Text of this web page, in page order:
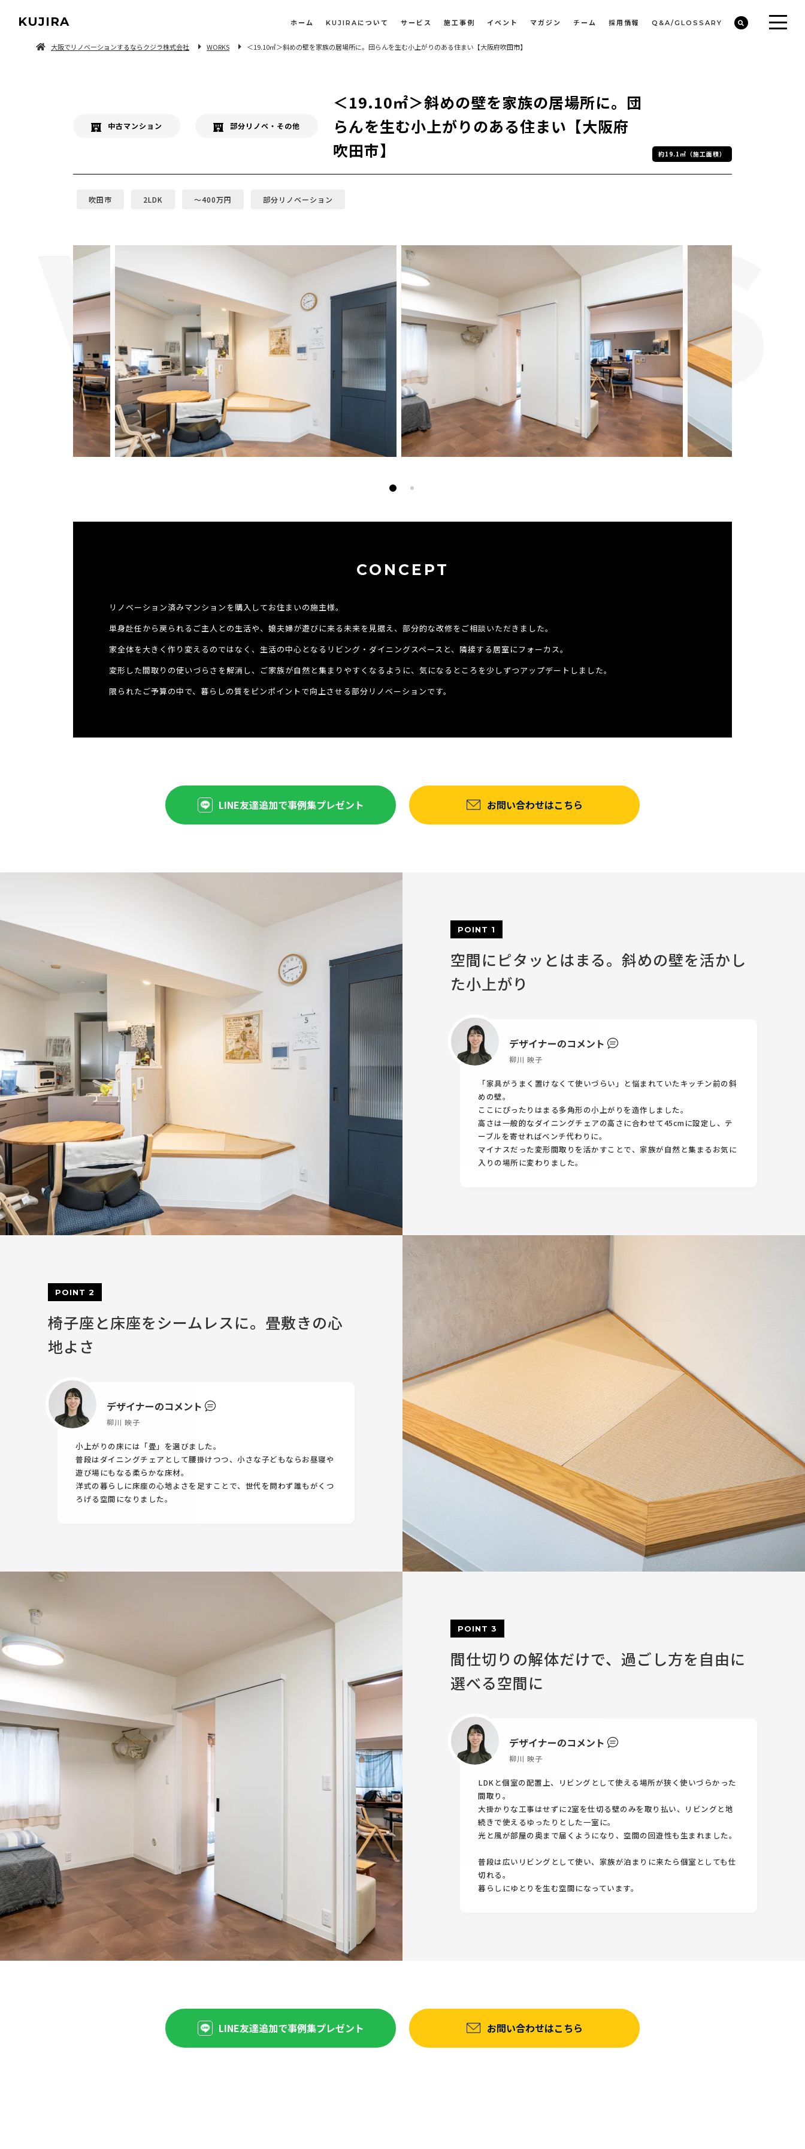
KUJIRA ホーム KUJIRAについて サービス 施工事例 イベント マガジン チーム 採用情報 Q&A/GLOSSARY
大阪でリノベーションするならクジラ株式会社 WORKS ＜19.10㎡＞斜めの壁を家族の居場所に。団らんを生む小上がりのある住まい【大阪府吹田市】
中古マンション 部分リノベ・その他
＜19.10㎡＞斜めの壁を家族の居場所に。団
らんを生む小上がりのある住まい【大阪府
吹田市】
約19.1㎡（施工面積）
吹田市 2LDK 〜400万円 部分リノベーション
CONCEPT
リノベーション済みマンションを購入してお住まいの施主様。
単身赴任から戻られるご主人との生活や、娘夫婦が遊びに来る未来を見据え、部分的な改修をご相談いただきました。
家全体を大きく作り変えるのではなく、生活の中心となるリビング・ダイニングスペースと、隣接する居室にフォーカス。
変形した間取りの使いづらさを解消し、ご家族が自然と集まりやすくなるように、気になるところを少しずつアップデートしました。
限られたご予算の中で、暮らしの質をピンポイントで向上させる部分リノベーションです。
LINE友達追加で事例集プレゼント お問い合わせはこちら
POINT 1
空間にピタッとはまる。斜めの壁を活かし
た小上がり
デザイナーのコメント
柳川 映子
「家具がうまく置けなくて使いづらい」と悩まれていたキッチン前の斜
めの壁。
ここにぴったりはまる多角形の小上がりを造作しました。
高さは一般的なダイニングチェアの高さに合わせて45cmに設定し、テ
ーブルを寄せればベンチ代わりに。
マイナスだった変形間取りを活かすことで、家族が自然と集まるお気に
入りの場所に変わりました。
POINT 2
椅子座と床座をシームレスに。畳敷きの心
地よさ
デザイナーのコメント
柳川 映子
小上がりの床には「畳」を選びました。
普段はダイニングチェアとして腰掛けつつ、小さな子どもならお昼寝や
遊び場にもなる柔らかな床材。
洋式の暮らしに床座の心地よさを足すことで、世代を問わず誰もがくつ
ろげる空間になりました。
POINT 3
間仕切りの解体だけで、過ごし方を自由に
選べる空間に
デザイナーのコメント
柳川 映子
LDKと個室の配置上、リビングとして使える場所が狭く使いづらかった
間取り。
大掛かりな工事はせずに2室を仕切る壁のみを取り払い、リビングと地
続きで使えるゆったりとした一室に。
光と風が部屋の奥まで届くようになり、空間の回遊性も生まれました。
普段は広いリビングとして使い、家族が泊まりに来たら個室としても仕
切れる。
暮らしにゆとりを生む空間になっています。
LINE友達追加で事例集プレゼント お問い合わせはこちら